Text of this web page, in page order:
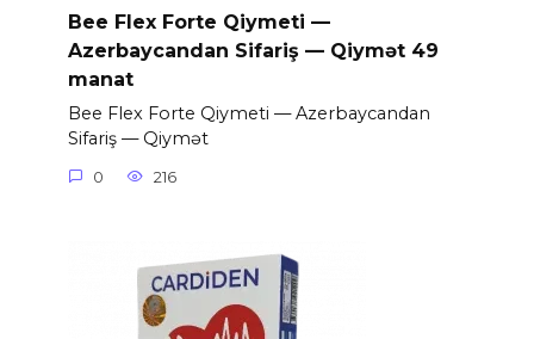
Bee Flex Forte Qiymeti —
Azerbaycandan Sifariş — Qiymət 49
manat
Bee Flex Forte Qiymeti — Azerbaycandan
Sifariş — Qiymət
0 216